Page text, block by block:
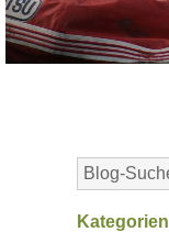
Kategorien